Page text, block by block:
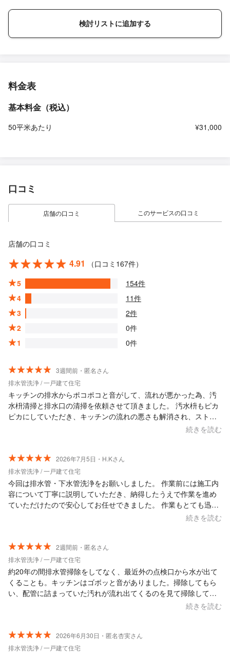
検討リストに追加する
料金表
基本料金（税込）
50平米あたり ¥31,000
口コミ
店舗の口コミ このサービスの口コミ
店舗の口コミ
4.91
（口コミ167件）
5
154件
4
11件
3
2件
2
0件
1
0件
3週間前・匿名さん
排水管洗浄 / 一戸建て住宅
キッチンの排水からポコポコと音がして、流れが悪かった為、汚
水枡清掃と排水口の清掃を依頼させて頂きました。 汚水枡もピカ
ピカにしていただき、キッチンの流れの悪さも解消され、ストレ
スフリーです。 聞きたい事、わからない事、対処法など、知識の
が、私は大満足です。 ぜひまたお願いしたいと思います。
続きを読む
2026年7月5日・H.Kさん
排水管洗浄 / 一戸建て住宅
今回は排水管・下水管洗浄をお願いしました。 作業前には施工内
容について丁寧に説明していただき、納得したうえで作業を進め
ていただけたので安心してお任せできました。 作業もとても迅速
かつ丁寧で、終了後には施工箇所を一緒に確認しながら説明して
で安心してお願いできる業者さんです。 また機会があればぜひお
願いしたいと思います。ありがとうございました。
続きを読む
2週間前・匿名さん
排水管洗浄 / 一戸建て住宅
約20年の間排水管掃除をしてなく、最近外の点検口から水が出て
くることも。キッチンはゴボッと音がありました。掃除してもら
い、配管に詰まっていた汚れが流れ出てくるのを見て掃除しても
らい良かったと思いました。丁寧に対応してもらい、また利用さ
続きを読む
2026年6月30日・匿名杏実さん
排水管洗浄 / 一戸建て住宅